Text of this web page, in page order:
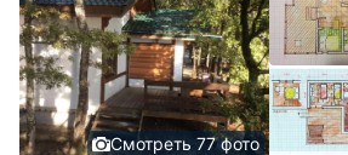
Смотреть 77 фото